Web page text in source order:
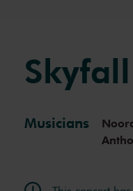
Musicians